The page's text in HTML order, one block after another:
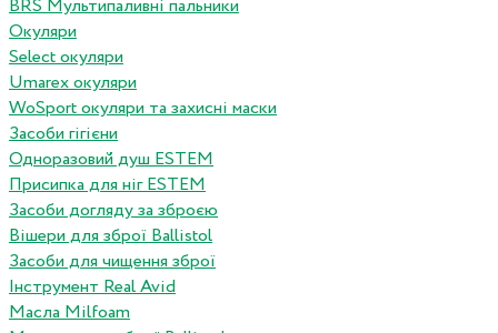
BRS Мультипаливні пальники
Окуляри
Select окуляри
Umarex окуляри
WoSport окуляри та захисні маски
Засоби гігієни
Одноразовий душ ESTEM
Присипка для ніг ESTEM
Засоби догляду за зброєю
Вішери для зброї Ballistol
Засоби для чищення зброї
Інструмент Real Avid
Масла Milfoam